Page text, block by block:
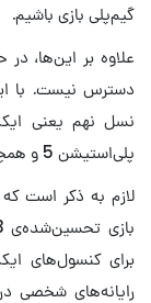
گیم‌پلی بازی باشیم.
علاوه بر این‌ها،
دسترس نیست. با
نسل نهم یعنی
پلی‌استیشن 5 و همچنین پلتفرم رایانه‌ی شخصی عرضه شود.
لازم به ذکر است
رایانه‌های شخصی